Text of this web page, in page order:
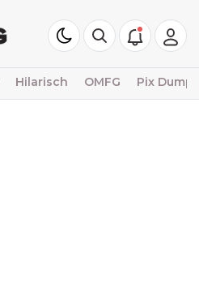
Hilarisch OMFG Pix Dump